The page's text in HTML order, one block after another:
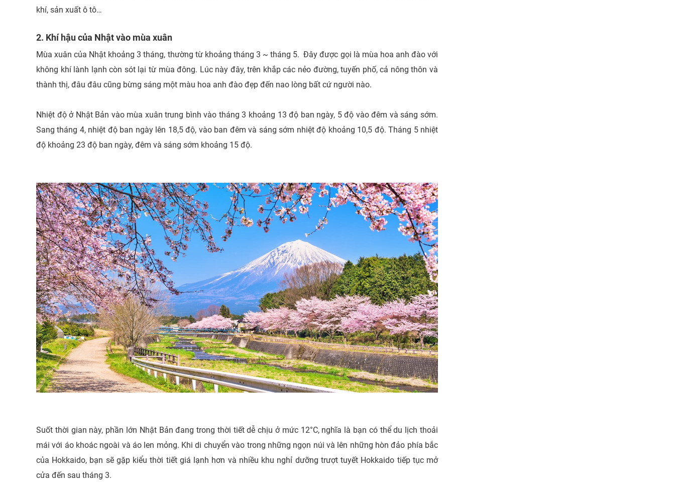
khí, sản xuất ô tô…
2. Khí hậu của Nhật vào mùa xuân
Mùa xuân của Nhật khoảng 3 tháng, thường từ khoảng tháng 3 ~ tháng 5. Đây được gọi là mùa hoa anh đào với
không khí lành lạnh còn sót lại từ mùa đông. Lúc này đây, trên khắp các nẻo đường, tuyến phố, cả nông thôn và
thành thị, đâu đâu cũng bừng sáng một màu hoa anh đào đẹp đến nao lòng bất cứ người nào.
Nhiệt độ ở Nhật Bản vào mùa xuân trung bình vào tháng 3 khoảng 13 độ ban ngày, 5 độ vào đêm và sáng sớm.
Sang tháng 4, nhiệt độ ban ngày lên 18,5 độ, vào ban đêm và sáng sớm nhiệt độ khoảng 10,5 độ. Tháng 5 nhiệt
độ khoảng 23 độ ban ngày, đêm và sáng sớm khoảng 15 độ.
Suốt thời gian này, phần lớn Nhật Bản đang trong thời tiết dễ chịu ở mức 12°C, nghĩa là bạn có thể du lịch thoải
mái với áo khoác ngoài và áo len mỏng. Khi di chuyển vào trong những ngọn núi và lên những hòn đảo phía bắc
của Hokkaido, bạn sẽ gặp kiểu thời tiết giá lạnh hơn và nhiều khu nghỉ dưỡng trượt tuyết Hokkaido tiếp tục mở
cửa đến sau tháng 3.